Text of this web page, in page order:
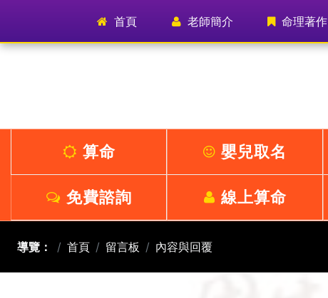
首頁 (current) 老師簡介 命理著作
算命 嬰兒取名
免費諮詢 線上算命
導覽： 首頁 留言板 內容與回覆